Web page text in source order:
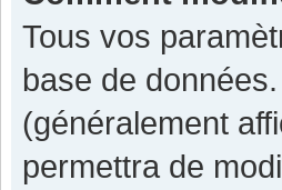
Tous vos
base de
(généralement
permettra de